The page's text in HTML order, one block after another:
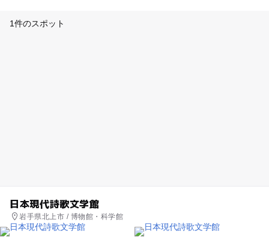
1件のスポット
日本現代詩歌文学館
岩手県北上市 / 博物館・科学館